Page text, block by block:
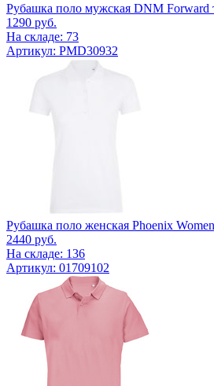
Рубашка поло мужская DNM Forward
1290 руб.
На складе: 73
Артикул: PMD30932
Рубашка поло женская Phoenix
2440 руб.
На складе: 136
Артикул: 01709102